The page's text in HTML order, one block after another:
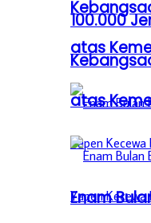
atas
Enam
100.000
atas